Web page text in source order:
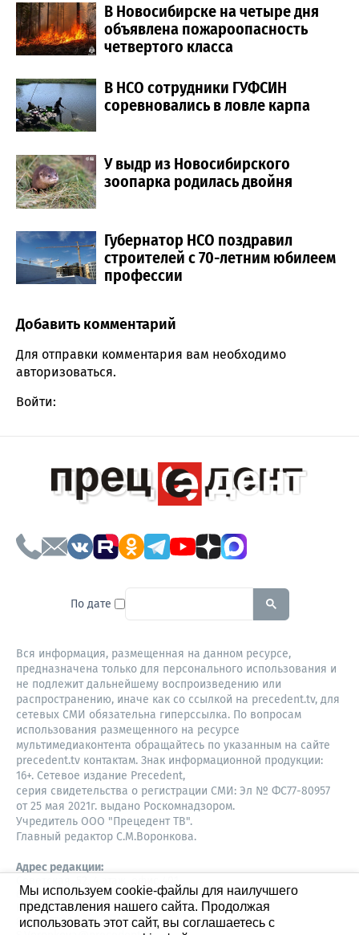
В Новосибирске на четыре дня
объявлена пожароопасность
четвертого класса
В НСО сотрудники ГУФСИН
соревновались в ловле карпа
У выдр из Новосибирского
зоопарка родилась двойня
Губернатор НСО поздравил
строителей с 70-летним юбилеем
профессии
Comment section
Добавить комментарий
Для отправки комментария вам необходимо
авторизоваться.
Войти:
По дате To search this site, enter a
Вся информация, размещенная на данном ресурсе,
предназначена только для персонального использования и
не подлежит дальнейшему воспроизведению или
распространению, иначе как со ссылкой на precedent.tv, для
сетевых СМИ обязательна гиперссылка. По вопросам
использования размещенного на ресурсе
мультимедиаконтента обращайтесь по указанным на сайте
precedent.tv контактам. Знак информационной продукции:
16+. Сетевое издание Precedent,
серия свидетельства о регистрации СМИ: Эл № ФС77-80957
от 25 мая 2021г. выдано Роскомнадзором.
Учредитель ООО "Прецедент ТВ".
Главный редактор С.М.Воронкова.
Адрес редакции:
630087,
Новосибирск
8-960-779-12-96,
Мы используем cookie-файлы для наилучшего
представления нашего сайта. Продолжая
использовать этот сайт, вы соглашаетесь с